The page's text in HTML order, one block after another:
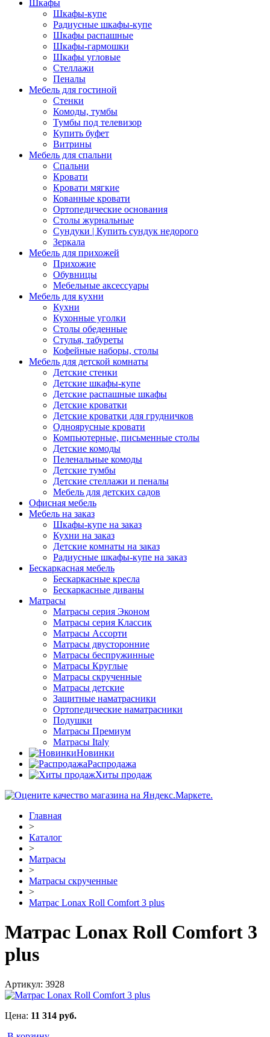
Шкафы
Шкафы-купе
Радиусные шкафы-купе
Шкафы распашные
Шкафы-гармошки
Шкафы угловые
Стеллажи
Пеналы
Мебель для гостиной
Стенки
Комоды, тумбы
Тумбы под телевизор
Купить буфет
Витрины
Мебель для спальни
Спальни
Кровати
Кровати мягкие
Кованные кровати
Ортопедические основания
Столы журнальные
Сундуки | Купить сундук недорого
Зеркала
Мебель для прихожей
Прихожие
Обувницы
Мебельные аксессуары
Мебель для кухни
Кухни
Кухонные уголки
Столы обеденные
Стулья, табуреты
Кофейные наборы, столы
Мебель для детской комнаты
Детские стенки
Детские шкафы-купе
Детские распашные шкафы
Детские кроватки
Детские кроватки для грудничков
Одноярусные кровати
Компьютерные, письменные столы
Детские комоды
Пеленальные комоды
Детские тумбы
Детские стеллажи и пеналы
Мебель для детских садов
Офисная мебель
Мебель на заказ
Шкафы-купе на заказ
Кухни на заказ
Детские комнаты на заказ
Радиусные шкафы-купе на заказ
Бескаркасная мебель
Бескаркасные кресла
Бескаркасные диваны
Матрасы
Матрасы серия Эконом
Матрасы серия Классик
Матрасы Ассорти
Матрасы двусторонние
Матрасы беспружинные
Матрасы Круглые
Матрасы скрученные
Матрасы детские
Защитные наматрасники
Ортопедические наматрасники
Подушки
Матрасы Премиум
Матрасы Italy
Новинки
Распродажа
Хиты продаж
Главная
>
Каталог
>
Матрасы
>
Матрасы скрученные
>
Матрас Lonax Roll Comfort 3 plus
Матрас Lonax Roll Comfort 3
plus
Артикул: 3928
Цена: 11 314 руб.